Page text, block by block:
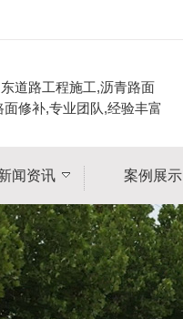
道路工程施工,沥青路面
面修补,专业团队,经验丰富
闻资讯 案例展示